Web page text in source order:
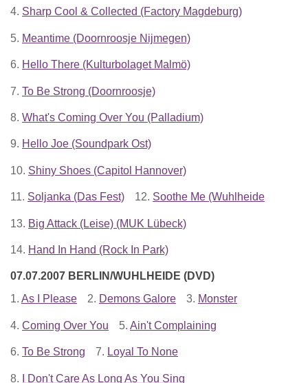
4. Sharp Cool & Collected (Factory Magdeburg)
5. Meantime (Doornroosje Nijmegen)
6. Hello There (Kulturbolaget Malmö)
7. To Be Strong (Doornroosje)
8. What's Coming Over You (Palladium)
9. Hello Joe (Soundpark Ost)
10. Shiny Shoes (Capitol Hannover)
11. Soljanka (Das Fest) 12. Soothe Me (Wuhlheide
13. Big Attack (Leise) (MUK Lübeck)
14. Hand In Hand (Rock In Park)
07.07.2007 BERLIN/WUHLHEIDE (DVD)
1. As I Please 2. Demons Galore 3. Monster
4. Coming Over You 5. Ain't Complaining
6. To Be Strong 7. Loyal To None
8. I Don't Care As Long As You Sing